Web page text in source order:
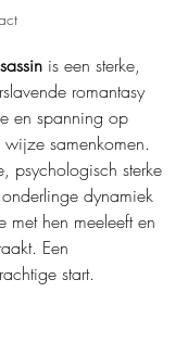
is een sterke,
romantasy
en spanning op
samenkomen.
psychologisch sterke
dynamiek
met hen meeleeft en
Een
start.